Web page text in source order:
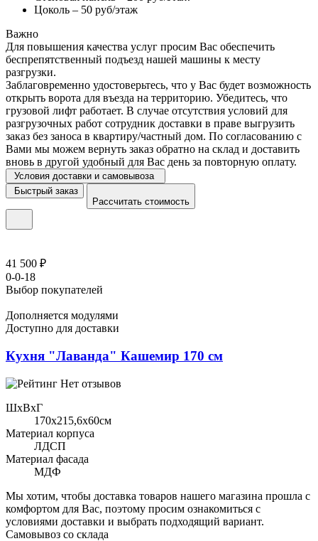
Цоколь – 50 руб/этаж
Важно
Для повышения качества услуг просим Вас обеспечить
беспрепятственный подъезд нашей машины к месту
разгрузки.
Заблаговременно удостоверьтесь, что у Вас будет возможность
открыть ворота для въезда на территорию. Убедитесь, что
грузовой лифт работает. В случае отсутствия условий для
разгрузочных работ сотрудник доставки в праве выгрузить
заказ без заноса в квартиру/частный дом. По согласованию с
Вами мы можем вернуть заказ обратно на склад и доставить
вновь в другой удобный для Вас день за повторную оплату.
Условия доставки и самовывоза
Быстрый заказ
Рассчитать стоимость
41 500 ₽
0-0-18
Выбор покупателей
Дополняется модулями
Доступно для доставки
Кухня "Лаванда" Кашемир 170 см
Нет отзывов
ШхВхГ
170x215,6х60см
Материал корпуса
ЛДСП
Материал фасада
МДФ
Мы хотим, чтобы доставка товаров нашего магазина прошла с
комфортом для Вас, поэтому просим ознакомиться с
условиями доставки и выбрать подходящий вариант.
Самовывоз со склада